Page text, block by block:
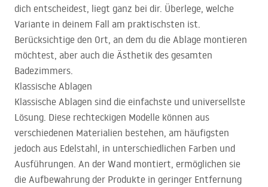
dich entscheidest, liegt ganz bei dir. Überlege, welche
Variante in deinem Fall am praktischsten ist.
Berücksichtige den Ort, an dem du die Ablage montieren
möchtest, aber auch die Ästhetik des gesamten
Badezimmers.
Klassische Ablagen
Klassische Ablagen sind die einfachste und universellste
Lösung. Diese rechteckigen Modelle können aus
verschiedenen Materialien bestehen, am häufigsten
jedoch aus Edelstahl, in unterschiedlichen Farben und
Ausführungen. An der Wand montiert, ermöglichen sie
die Aufbewahrung der Produkte in geringer Entfernung